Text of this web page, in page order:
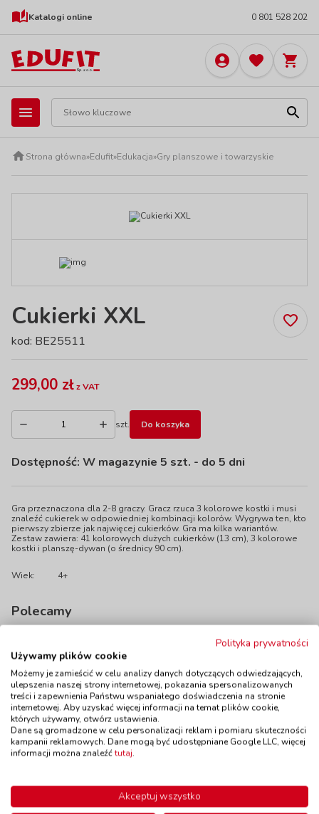
Katalogi online 0 801 528 202
Strona główna»Edufit»Edukacja»Gry planszowe i towarzyskie
Cukierki XXL
kod: BE25511
299,00 złz VAT
szt. Do koszyka
Dostępność: W magazynie 5 szt. - do 5 dni
Gra przeznaczona dla 2-8 graczy. Gracz rzuca 3 kolorowe kostki i musi
znaleźć cukierek w odpowiedniej kombinacji kolorów. Wygrywa ten, kto
pierwszy zbierze jak najwięcej cukierków. Gra ma kilka wariantów.
Zestaw zawiera: 41 kolorowych dużych cukierków (13 cm), 3 kolorowe
kostki i planszę-dywan (o średnicy 90 cm).
Wiek: 4+
Polecamy
Skaczące myszki
kod: LE7959
DostępnośćW magazynie
1 szt.
do 5 dni
85,90 zł z VAT
Do koszyka
Kangaroo
kod: PI6079
Dostępnośćdo 10 dni
64,90 zł z VAT
Polityka prywatności
Używamy plików cookie
Możemy je zamieścić w celu analizy danych dotyczących odwiedzających,
ulepszenia naszej strony internetowej, pokazania spersonalizowanych
treści i zapewnienia Państwu wspaniałego doświadczenia na stronie
internetowej. Aby uzyskać więcej informacji na temat plików cookie,
których używamy, otwórz ustawienia.
Dane są gromadzone w celu personalizacji reklam i pomiaru skuteczności
kampanii reklamowych. Dane mogą być udostępniane Google LLC, więcej
informacji można znaleźćtutaj.
Akceptuj wszystko